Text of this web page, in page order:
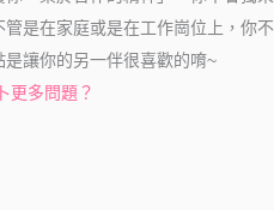
是在家庭或是在工作崗位上，你不
讓你的另一伴很喜歡的唷~
更多問題？